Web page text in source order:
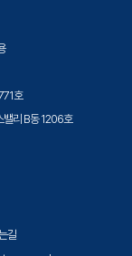
호
밸리 B동 1206호
길